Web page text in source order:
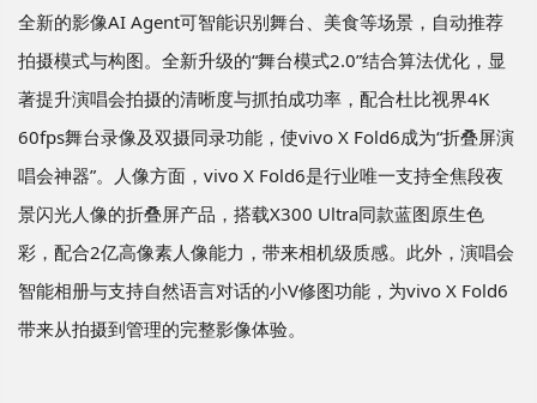
全新的影像AI Agent可智能识别舞台、美食等场景，自动推荐
拍摄模式与构图。全新升级的“舞台模式2.0”结合算法优化，显
著提升演唱会拍摄的清晰度与抓拍成功率，配合杜比视界4K
60fps舞台录像及双摄同录功能，使vivo X Fold6成为“折叠屏演
唱会神器”。人像方面，vivo X Fold6是行业唯一支持全焦段夜
景闪光人像的折叠屏产品，搭载X300 Ultra同款蓝图原生色
彩，配合2亿高像素人像能力，带来相机级质感。此外，演唱会
智能相册与支持自然语言对话的小V修图功能，为vivo X Fold6
带来从拍摄到管理的完整影像体验。